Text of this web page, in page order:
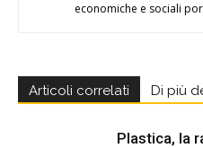
economiche e sociali
Articoli correlati Di più
Plastica, la